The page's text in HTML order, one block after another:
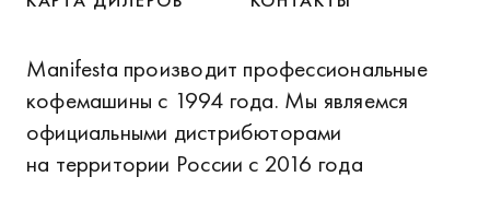
Manifesta производит профессиональные
кофемашины с 1994 года. Мы являемся
официальными дистрибюторами
на территории России с 2016 года